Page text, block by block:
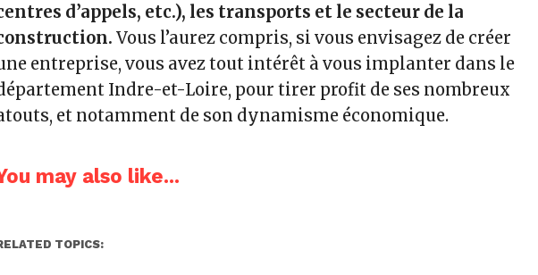
d’appels, etc.), les transports et le secteur de la
Vous l’aurez compris, si vous envisagez de créer
entreprise, vous avez tout intérêt à vous implanter dans le
Indre-et-Loire, pour tirer profit de ses nombreux
et notamment de son dynamisme économique.
may also like...
TOPICS: